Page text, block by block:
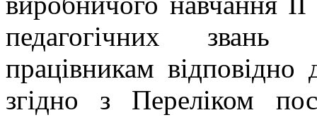
педагогічних звань
працівникам
згідно з Переліком